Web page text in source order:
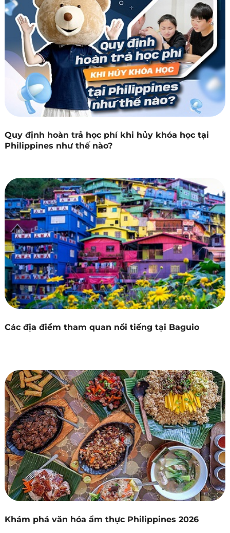
Quy định hoàn trả học phí khi hủy khóa học tại
Philippines như thế nào?
Các địa điểm tham quan nổi tiếng tại Baguio
Khám phá văn hóa ẩm thực Philippines 2026